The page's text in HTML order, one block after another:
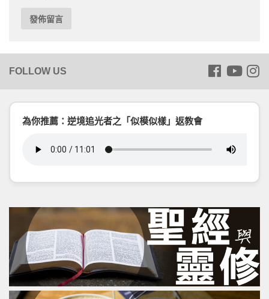
為你推薦：逆境追光者之「似模似樣」返教會